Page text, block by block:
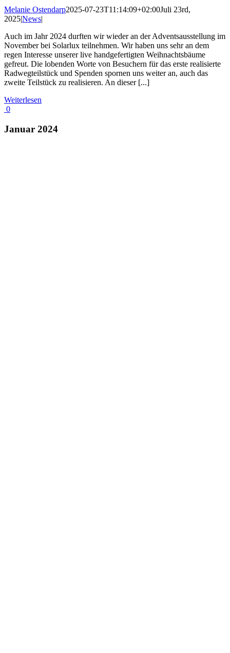
Melanie Ostendarp2025-07-23T11:14:09+02:00Juli 23rd,
2025|News|
Auch im Jahr 2024 durften wir wieder an der Adventsausstellung im
November bei Solarlux teilnehmen. Wir haben uns sehr an dem
regen Interesse unserer live handgefertigten Weihnachtsbäume
gefreut. Die lobenden Worte von Besuchern für das erste realisierte
Radwegteilstück und Spenden spornen uns weiter an, auch das
zweite Teilstück zu realisieren. An dieser [...]
Weiterlesen
0
Januar 2024